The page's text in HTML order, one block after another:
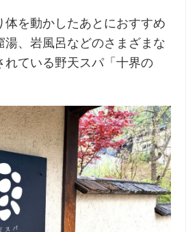
体を動かしたあとにおすすめ
湯、岩風呂などのさまざまな
れている野天スパ「十界の